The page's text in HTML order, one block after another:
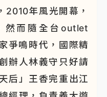
年風光開幕，
然而隨全台outlet
爭鳴時代，國際精
辦人林義守只好請
后」王香完重出江